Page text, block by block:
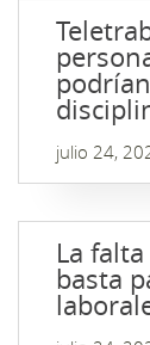
julio 24,
La
basta